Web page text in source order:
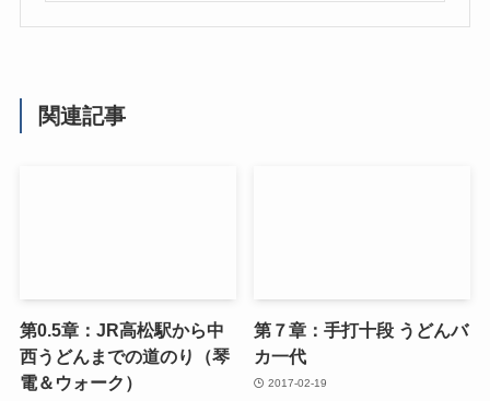
関連記事
第0.5章：JR高松駅から中
西うどんまでの道のり（琴
電＆ウォーク）
第７章：手打十段 うどんバ
カ一代
2017-02-19